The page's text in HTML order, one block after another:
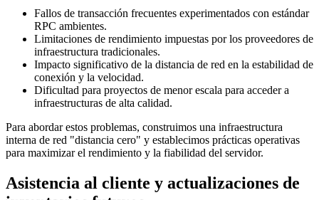
Fallos de transacción frecuentes experimentados con estándar
RPC ambientes.
Limitaciones de rendimiento impuestas por los proveedores de
infraestructura tradicionales.
Impacto significativo de la distancia de red en la estabilidad de
conexión y la velocidad.
Dificultad para proyectos de menor escala para acceder a
infraestructuras de alta calidad.
Para abordar estos problemas, construimos una infraestructura
interna de red "distancia cero" y establecimos prácticas operativas
para maximizar el rendimiento y la fiabilidad del servidor.
Asistencia al cliente y actualizaciones de